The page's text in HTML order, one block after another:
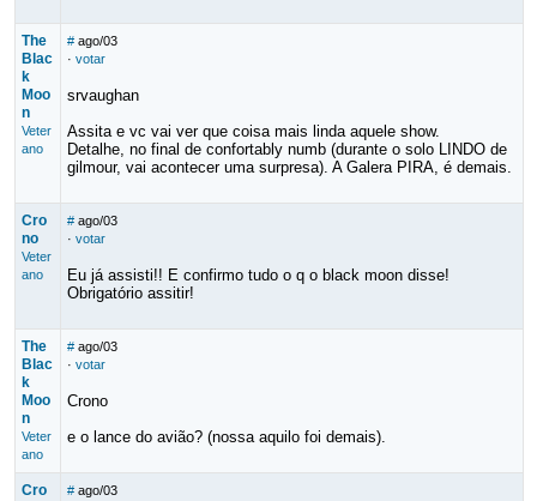
The
Blac
k
Moo
n
Veter
ano
# ago/03
· votar
srvaughan
Assita e vc vai ver que coisa mais linda aquele show.
Detalhe, no final de confortably numb (durante o solo LINDO de
gilmour, vai acontecer uma surpresa). A Galera PIRA, é demais.
Cro
no
Veter
ano
# ago/03
· votar
Eu já assisti!! E confirmo tudo o q o black moon disse!
Obrigatório assitir!
The
Blac
k
Moo
n
Veter
ano
# ago/03
· votar
Crono
e o lance do avião? (nossa aquilo foi demais).
Cro
# ago/03